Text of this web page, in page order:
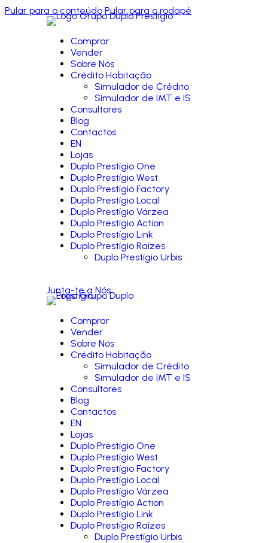
Pular para o conteúdo Pular para o rodapé
Comprar
Vender
Sobre Nós
Crédito Habitação
Simulador de Crédito
Simulador de IMT e IS
Consultores
Blog
Contactos
EN
Lojas
Duplo Prestígio One
Duplo Prestígio West
Duplo Prestígio Factory
Duplo Prestígio Local
Duplo Prestígio Várzea
Duplo Prestígio Action
Duplo Prestígio Link
Duplo Prestígio Raízes
Duplo Prestígio Urbis
Junta-te a Nós
Comprar
Vender
Sobre Nós
Crédito Habitação
Simulador de Crédito
Simulador de IMT e IS
Consultores
Blog
Contactos
EN
Lojas
Duplo Prestígio One
Duplo Prestígio West
Duplo Prestígio Factory
Duplo Prestígio Local
Duplo Prestígio Várzea
Duplo Prestígio Action
Duplo Prestígio Link
Duplo Prestígio Raízes
Duplo Prestígio Urbis